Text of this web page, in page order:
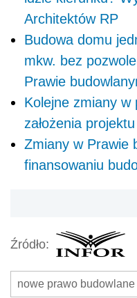
Architektów RP
Budowa domu
mkw. bez
Prawie
Kolejne zmiany w
założenia projektu
Zmiany w Prawie
finansowaniu
Źródło:
nowe prawo